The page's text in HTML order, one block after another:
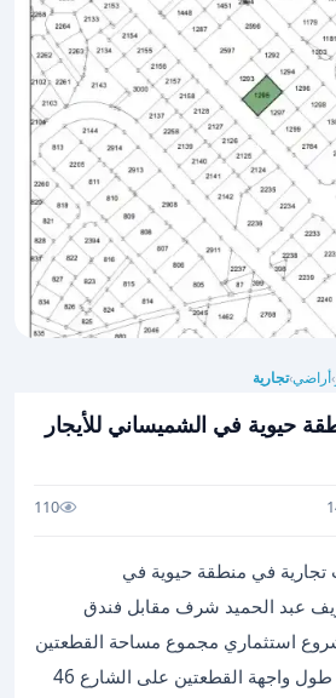
›أراضي›تجارية
حيوية في الشميساني للأيجار
110
في منطقة حيوية في
عبد الحميد شرف مقابل فندق
استثماري مجموع مساحة القطعتين
1610 متر مربع مجموع طول واجهة القطعتين على الشارع 46